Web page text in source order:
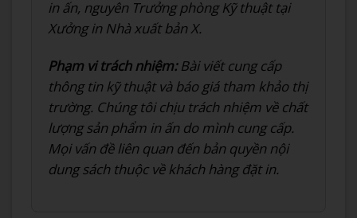
in ấn, nguyên Trưởng phòng Kỹ thuật tại
Xưởng in Nhà xuất bản X.
Phạm vi trách nhiệm:Bài viết cung cấp
thông tin kỹ thuật và báo giá tham khảo thị
trường. Chúng tôi chịu trách nhiệm về chất
lượng sản phẩm in ấn do mình cung cấp.
Mọi vấn đề liên quan đến bản quyền nội
dung sách thuộc về khách hàng đặt in.